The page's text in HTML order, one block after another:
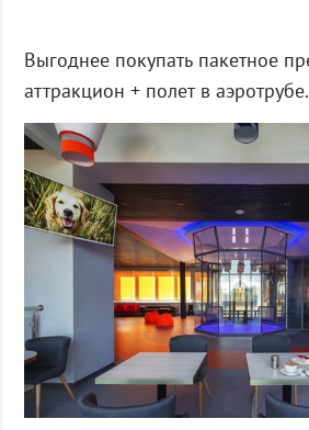
Выгоднее покупать пакетное
аттракцион + полет в аэротрубе.